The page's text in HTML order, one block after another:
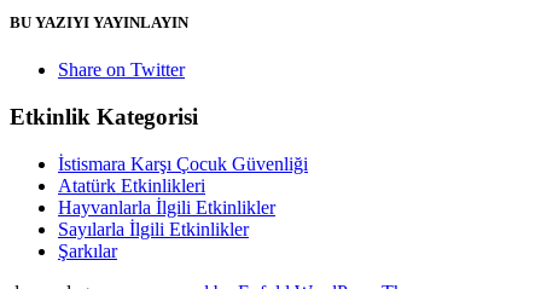
BU YAZIYI YAYINLAYIN
Share on Twitter
Etkinlik Kategorisi
İstismara Karşı Çocuk Güvenliği
Atatürk Etkinlikleri
Hayvanlarla İlgili Etkinlikler
Sayılarla İlgili Etkinlikler
Şarkılar